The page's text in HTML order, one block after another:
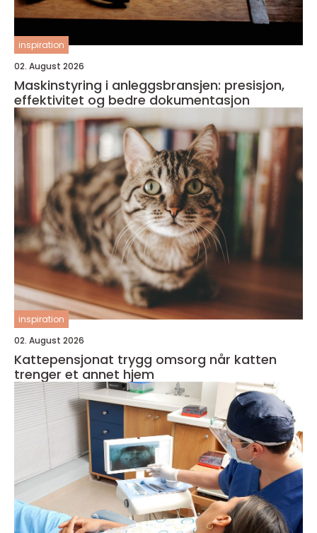
inspiration
02. August 2026
Maskinstyring i anleggsbransjen: presisjon,
effektivitet og bedre dokumentasjon
inspiration
02. August 2026
Kattepensjonat trygg omsorg når katten
trenger et annet hjem